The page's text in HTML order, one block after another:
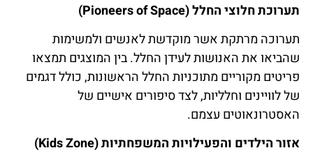
תערוכת חלוצי החלל (Pioneers of Space)
תערוכה מרתקת אשר מוקדשת לאנשים ולמשימות
שהביאו את האנושות לעידן החלל. בין המוצגים תמצאו
פריטים מקוריים מתוכניות החלל הראשונות, כולל דגמים
של לוויינים וחלליות, לצד סיפורים אישיים של
האסטרונאוטים עצמם.
אזור הילדים והפעילויות המשפחתיות (Kids Zone)